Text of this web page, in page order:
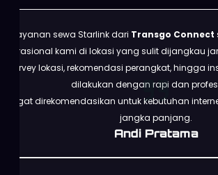
Layanan sewa Starlink dari Transgo Connect
operasional kami di lokasi yang sulit dijangkau
survey lokasi, rekomendasi perangkat, hingga
dilakukan dengan rapi dan
Sangat direkomendasikan untuk kebutuhan
jangka panjang.
Andi Pratama